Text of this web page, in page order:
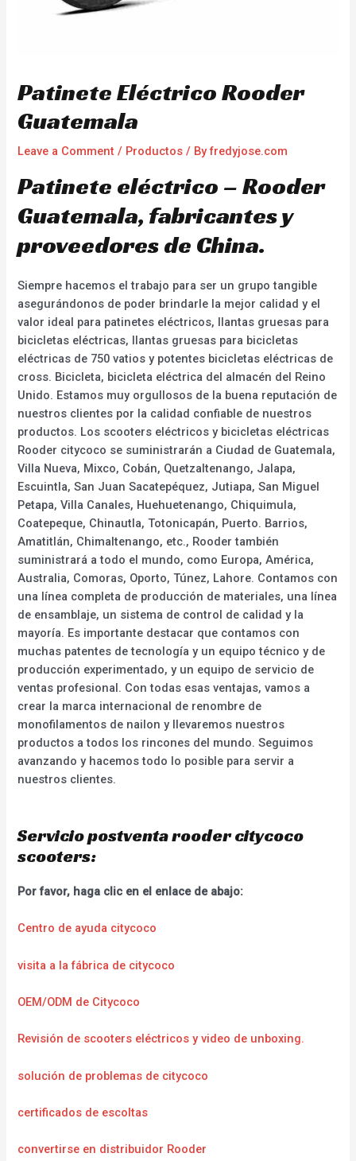
Patinete Eléctrico Rooder
Guatemala
Leave a Comment / Productos / Byfredyjose.com
Patinete eléctrico – Rooder
Guatemala, fabricantes y
proveedores de China.
Siempre hacemos el trabajo para ser un grupo tangible
asegurándonos de poder brindarle la mejor calidad y el
valor ideal para patinetes eléctricos, llantas gruesas para
bicicletas eléctricas, llantas gruesas para bicicletas
eléctricas de 750 vatios y potentes bicicletas eléctricas de
cross. Bicicleta, bicicleta eléctrica del almacén del Reino
Unido. Estamos muy orgullosos de la buena reputación de
nuestros clientes por la calidad confiable de nuestros
productos. Los scooters eléctricos y bicicletas eléctricas
Rooder citycoco se suministrarán a Ciudad de Guatemala,
Villa Nueva, Mixco, Cobán, Quetzaltenango, Jalapa,
Escuintla, San Juan Sacatepéquez, Jutiapa, San Miguel
Petapa, Villa Canales, Huehuetenango, Chiquimula,
Coatepeque, Chinautla, Totonicapán, Puerto. Barrios,
Amatitlán, Chimaltenango, etc., Rooder también
suministrará a todo el mundo, como Europa, América,
Australia, Comoras, Oporto, Túnez, Lahore. Contamos con
una línea completa de producción de materiales, una línea
de ensamblaje, un sistema de control de calidad y la
mayoría. Es importante destacar que contamos con
muchas patentes de tecnología y un equipo técnico y de
producción experimentado, y un equipo de servicio de
ventas profesional. Con todas esas ventajas, vamos a
crear la marca internacional de renombre de
monofilamentos de nailon y llevaremos nuestros
productos a todos los rincones del mundo. Seguimos
avanzando y hacemos todo lo posible para servir a
nuestros clientes.
Servicio postventa rooder citycoco
scooters:
Por favor, haga clic en el enlace de abajo:
Centro de ayuda citycoco
visita a la fábrica de citycoco
OEM/ODM de Citycoco
Revisión de scooters eléctricos y video de unboxing.
solución de problemas de citycoco
certificados de escoltas
convertirse en distribuidor Rooder